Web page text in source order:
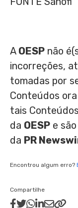
A OESP não
incorreções,
tomadas por
Conteúdos
tais
da OESP e
da PR
Encontrou algum erro?
Compartilhe